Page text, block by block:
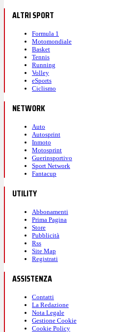
ALTRI SPORT
Formula 1
Motomondiale
Basket
Tennis
Running
Volley
eSports
Ciclismo
NETWORK
Auto
Autosprint
Inmoto
Motosprint
Guerinsportivo
Sport Network
Fantacup
UTILITY
Abbonamenti
Prima Pagina
Store
Pubblicità
Rss
Site Map
Registrati
ASSISTENZA
Contatti
La Redazione
Nota Legale
Gestione Cookie
Cookie Policy